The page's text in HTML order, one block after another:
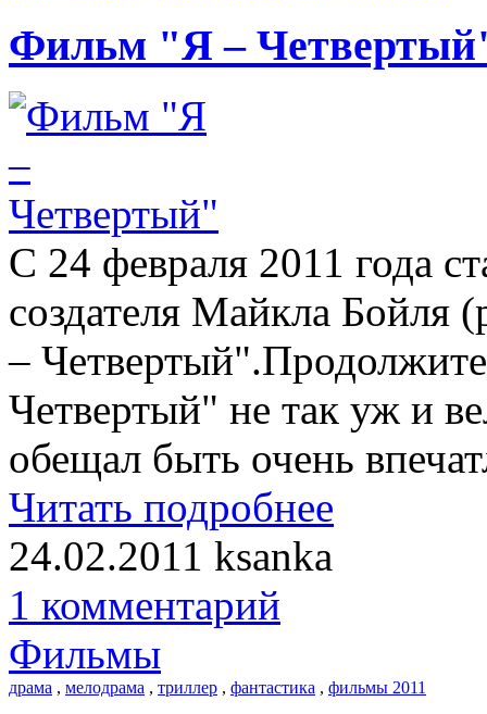
Фильм "Я –
С 24 февраля 2011 года
создателя Майкла Бойля
–
Четвертый" не так уж и
обещал быть очень
Читать подробнее
24.02.2011 ksanka
1 комментарий
Фильмы
драма , мелодрама , триллер , фантастика , фильмы 2011